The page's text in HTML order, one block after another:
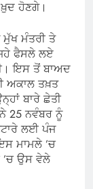
ਹੋਣਗੇ।
ਮੰਤਰੀ ਤੇ
ਫੈਸਲੇ ਲਏ
ਇਸ ਤੋਂ ਬਾਅਦ
ਅਕਾਲ ਤਖ਼ਤ
ਬਾਰੇ ਛੇਤੀ
25 ਨਵੰਬਰ ਨੂੰ
ਲਈ ਪੰਜ
ਮਾਮਲੇ ’ਚ
’ਚ ਉਸ ਵੇਲੇ